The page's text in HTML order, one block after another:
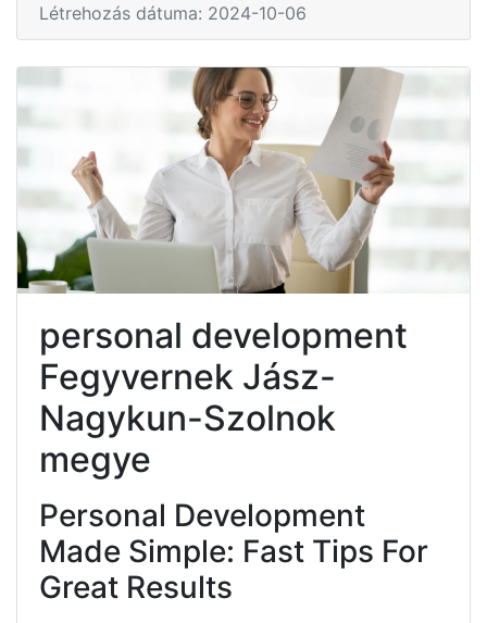
Létrehozás dátuma: 2024-10-06
personal development
Fegyvernek Jász-
Nagykun-Szolnok
megye
Personal Development
Made Simple: Fast Tips For
Great Results